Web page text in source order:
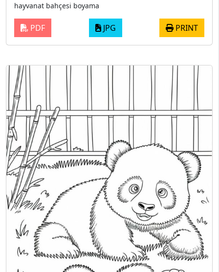
hayvanat bahçesi boyama
PDF JPG PRINT